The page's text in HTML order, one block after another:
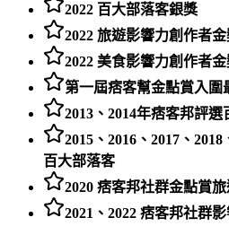
2022 百大部落客銀獎
2022 旅遊影響力創作者
2022 美食影響力創作者
第一屆痞客幫金點賞入圍
2013、2014年痞客邦評選
2015、2016、2017、
百大部落客
2020 痞客邦社群金點賞
2021、2022 痞客邦社群